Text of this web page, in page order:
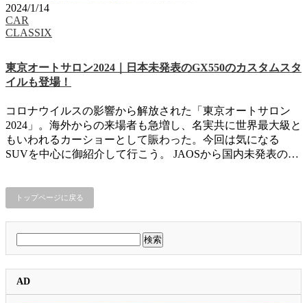
2024/1/14
CAR
CLASSIX
東京オートサロン2024｜日本未発表のGX550のカスタムスタ
イルも登場！
コロナウイルスの影響から解放された「東京オートサロン
2024」。海外からの来場者も急増し、名実共に世界最大級と
もいわれるカーショーとして賑わった。今回は気になる
SUVを中心に御紹介して行こう。 JAOSから国内未発表の…
トップページに戻る
検
索:
AD